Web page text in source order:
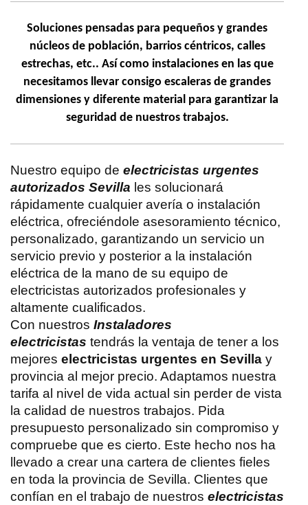
Soluciones pensadas para pequeños y grandes
núcleos de población, barrios céntricos, calles
estrechas, etc.. Así como instalaciones en las que
necesitamos llevar consigo escaleras de grandes
dimensiones y diferente material para garantizar la
seguridad de nuestros trabajos.
Nuestro equipo de electricistas urgentes
autorizados Sevilla les solucionará
rápidamente cualquier avería o instalación
eléctrica, ofreciéndole asesoramiento técnico,
personalizado, garantizando un servicio un
servicio previo y posterior a la instalación
eléctrica de la mano de su equipo de
electricistas autorizados profesionales y
altamente cualificados.
Con nuestros Instaladores
electricistas tendrás la ventaja de tener a los
mejores electricistas urgentes en Sevilla y
provincia al mejor precio. Adaptamos nuestra
tarifa al nivel de vida actual sin perder de vista
la calidad de nuestros trabajos. Pida
presupuesto personalizado sin compromiso y
compruebe que es cierto. Este hecho nos ha
llevado a crear una cartera de clientes fieles
en toda la provincia de Sevilla. Clientes que
confían en el trabajo de nuestros electricistas